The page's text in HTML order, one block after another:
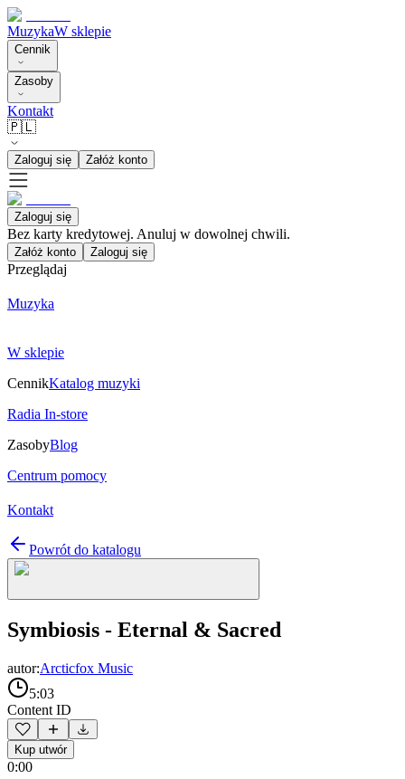
MuzykaW sklepie
Cennik
Zasoby
Kontakt
🇵🇱
Zaloguj się Załóż konto
Zaloguj się
Bez karty kredytowej. Anuluj w dowolnej chwili.
Załóż konto Zaloguj się
Przeglądaj
Muzyka
W sklepie
CennikKatalog muzyki
Radia In-store
ZasobyBlog
Centrum pomocy
Kontakt
Powrót do katalogu
Symbiosis - Eternal & Sacred
autor:Arcticfox Music
5:03
Content ID
Kup utwór
0:00